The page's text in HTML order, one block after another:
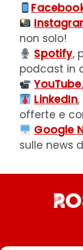
non solo!
Spotify,
podcast in
YouTube
LinkedIn
offerte e
Google
sulle news